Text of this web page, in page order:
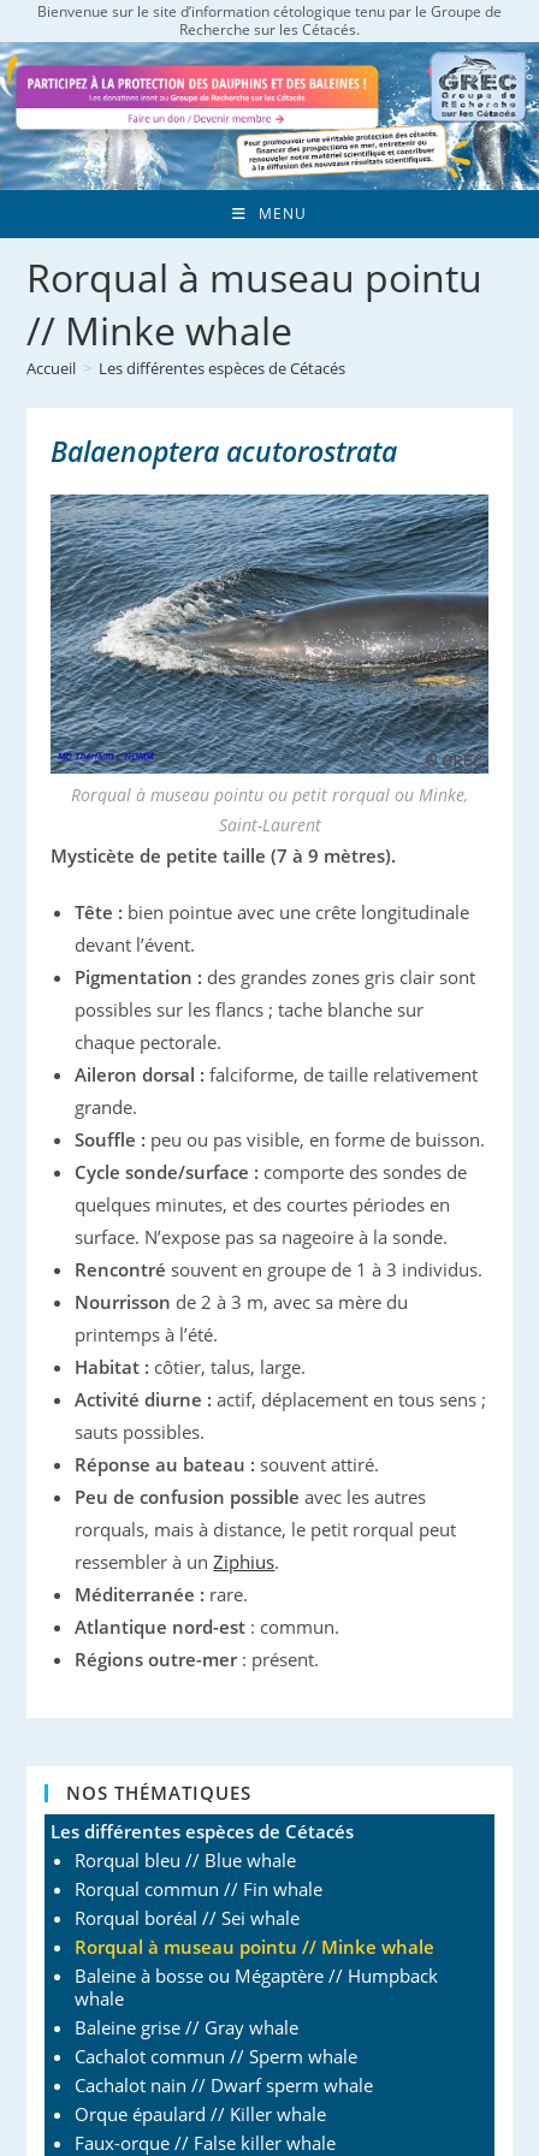
to
content
Bienvenue sur le site d’information cétologique tenu par le Groupe de
Recherche sur les Cétacés.
MENU
Rorqual à museau pointu
// Minke whale
Accueil > Les différentes espèces de Cétacés
Balaenoptera acutorostrata
Rorqual à museau pointu ou petit rorqual ou Minke,
Saint-Laurent
Mysticète de petite taille (7 à 9 mètres).
Tête : bien pointue avec une crête longitudinale
devant l’évent.
Pigmentation : des grandes zones gris clair sont
possibles sur les flancs ; tache blanche sur
chaque pectorale.
Aileron dorsal : falciforme, de taille relativement
grande.
Souffle : peu ou pas visible, en forme de buisson.
Cycle sonde/surface : comporte des sondes de
quelques minutes, et des courtes périodes en
surface. N’expose pas sa nageoire à la sonde.
Rencontrésouvent en groupe de 1 à 3 individus.
Nourrisson de 2 à 3 m, avec sa mère du
printemps à l’été.
Habitat : côtier, talus, large.
Activité diurne :actif, déplacement en tous sens ;
sauts possibles.
Réponse au bateau :souvent attiré.
Peu de confusion possibleavec les autres
rorquals, mais à distance, le petit rorqual peut
ressembler à unZiphius.
Méditerranée : rare.
Atlantique nord-est : commun.
Régions outre-mer : présent.
NOS THÉMATIQUES
Les différentes espèces de Cétacés
Rorqual bleu // Blue whale
Rorqual commun // Fin whale
Rorqual boréal // Sei whale
Rorqual à museau pointu // Minke whale
Baleine à bosse ou Mégaptère // Humpback
whale
Baleine grise // Gray whale
Cachalot commun // Sperm whale
Cachalot nain // Dwarf sperm whale
Orque épaulard // Killer whale
Faux-orque // False killer whale